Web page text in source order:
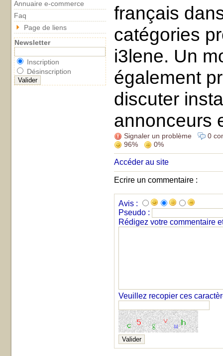
Annuaire e-commerce
Faq
Page de liens
Newsletter
Inscription
Désinscription
français
catégories
i3lene. Un
également
discuter
annonceurs
Signaler un problème
0
96%
0%
Accéder au site
Ecrire un commentaire :
Avis :
Pseudo :
Rédigez votre commentaire
Veuillez recopier ces